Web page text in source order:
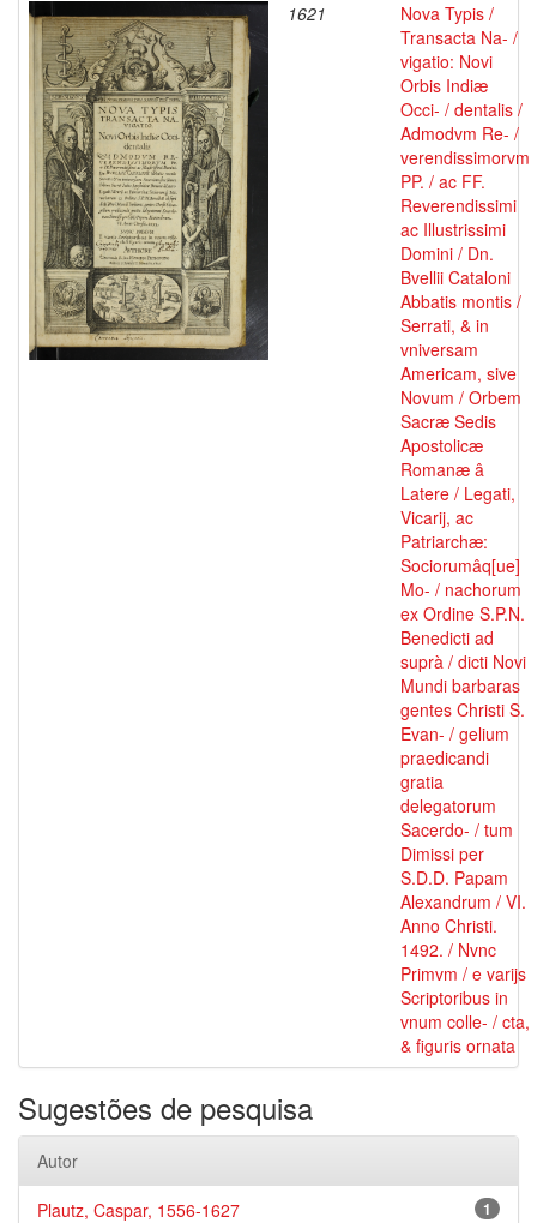
1621
Nova Typis /
Transacta Na- /
vigatio: Novi
Orbis Indiæ
Occi- / dentalis /
Admodvm Re- /
verendissimorvm
PP. / ac FF.
Reverendissimi
ac Illustrissimi
Domini / Dn.
Bvellii Cataloni
Abbatis montis /
Serrati, & in
vniversam
Americam, sive
Novum / Orbem
Sacræ Sedis
Apostolicæ
Romanæ â
Latere / Legati,
Vicarij, ac
Patriarchæ:
Sociorumâq[ue]
Mo- / nachorum
ex Ordine S.P.N.
Benedicti ad
suprà / dicti Novi
Mundi barbaras
gentes Christi S.
Evan- / gelium
praedicandi
gratia
delegatorum
Sacerdo- / tum
Dimissi per
S.D.D. Papam
Alexandrum / VI.
Anno Christi.
1492. / Nvnc
Primvm / e varijs
Scriptoribus in
vnum colle- / cta,
& figuris ornata
Sugestões de pesquisa
Autor
1
Plautz, Caspar, 1556-1627